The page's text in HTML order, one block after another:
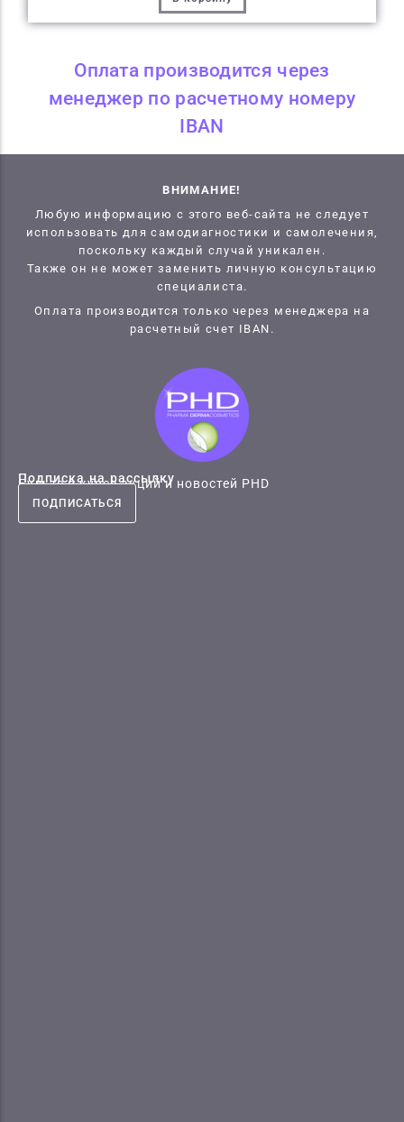
Оплата производится через
менеджер по расчетному номеру
IBAN
ВНИМАНИЕ!
Любую информацию с этого веб-сайта не следует
использовать для самодиагностики и самолечения,
поскольку каждый случай уникален.
Также он не может заменить личную консультацию
специалиста.
Оплата производится только через менеджера на
расчетный счет IBAN.
Подписка на рассылку
Будьте в курсе акций и новостей PHD
ПОДПИСАТЬСЯ